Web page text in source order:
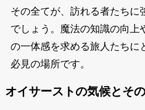
その全てが、訪れる者たちに
でしょう。魔法の知識の向上
の一体感を求める旅人たちに
必見の場所です。
オイサーストの気候とそ